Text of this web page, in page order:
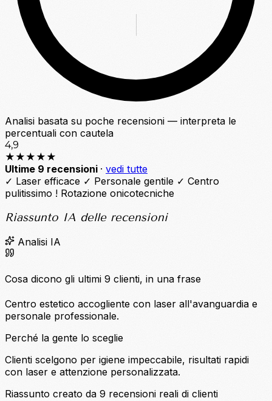
Analisi basata su poche recensioni — interpreta le
percentuali con cautela
4,9
★★★★★
Ultime 9 recensioni · vedi tutte
✓ Laser efficace ✓ Personale gentile ✓ Centro
pulitissimo ! Rotazione onicotecniche
Riassunto IA delle recensioni
Analisi IA
Cosa dicono gli ultimi 9 clienti, in una frase
Centro estetico accogliente con laser all'avanguardia e
personale professionale.
Perché la gente lo sceglie
Clienti scelgono per igiene impeccabile, risultati rapidi
con laser e attenzione personalizzata.
Riassunto creato da 9 recensioni reali di clienti